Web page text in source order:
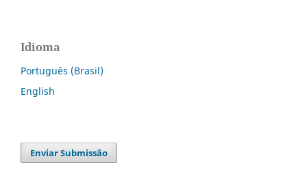
Idioma
Português (Brasil)
English
Enviar Submissão